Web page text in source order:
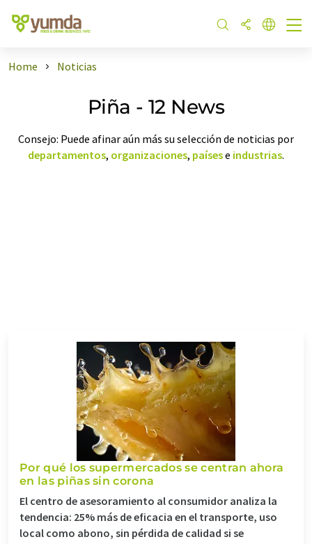
Home Noticias
Piña - 12 News
Consejo: Puede afinar aún más su selección de noticias por
departamentos, organizaciones, paísese industrias.
Por qué los supermercados se centran ahora
en las piñas sin corona
El centro de asesoramiento al consumidor analiza la
tendencia: 25% más de eficacia en el transporte, uso
local como abono, sin pérdida de calidad si se